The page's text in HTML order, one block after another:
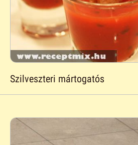
Szilveszteri mártogatós